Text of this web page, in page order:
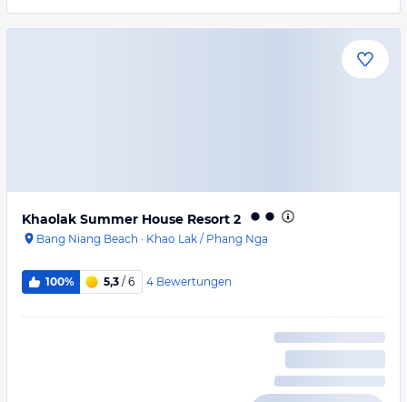
Khaolak Summer House Resort 2
Bang Niang Beach · Khao Lak / Phang Nga
100% 5,3 / 6 4 Bewertungen